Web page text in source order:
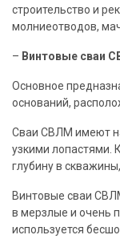
строительство и
молниеотводов,
– Винтовые сваи
Основное
оснований,
Сваи СВЛМ имеют
узкими лопастями
глубину в
Винтовые сваи
в мерзлые и очень
используется